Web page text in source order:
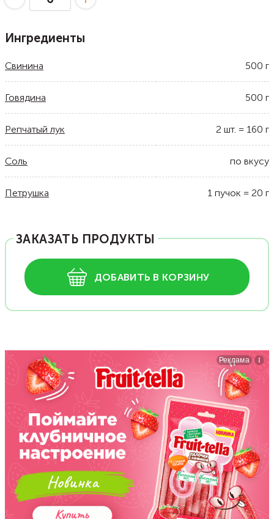
Ингредиенты
Свинина 500 г
Говядина 500 г
Репчатый лук 2 шт. = 160 г
Соль по вкусу
Петрушка 1 пучок = 20 г
ЗАКАЗАТЬ ПРОДУКТЫ
ДОБАВИТЬ В КОРЗИНУ